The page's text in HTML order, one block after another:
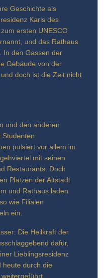
Geschichte als
Karls des
ersten UNESCO
und das Rathaus
In den Gassen der
Gebäude von der
doch ist die Zeit nicht
und den anderen
Studenten
pulsiert vor allem im
mit seinen
Restaurants. Doch
Plätzen der Altstadt
und Rathaus laden
wie Filialen
ein.
Die Heilkraft der
dafür,
Lieblingsresidenz
heute durch die